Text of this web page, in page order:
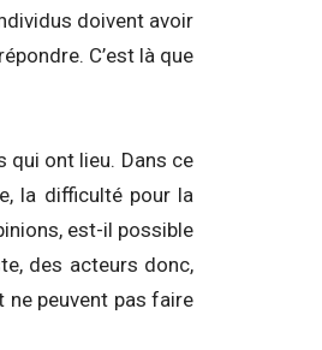
doivent avoir
C’est là que
qui ont lieu. Dans ce
la difficulté pour la
est-il possible
des acteurs donc,
peuvent pas faire